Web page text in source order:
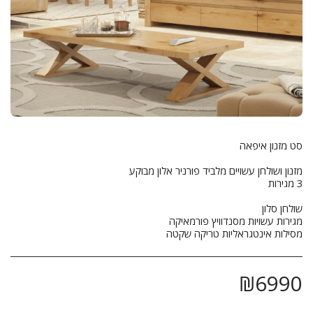
מסילות אינטגראליות טריקה שקטה
₪6990